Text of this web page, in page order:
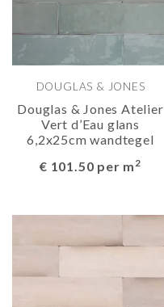
DOUGLAS & JONES
Douglas & Jones Atelier
Vert d’Eau glans
6,2x25cm wandtegel
€ 101.50 per m2